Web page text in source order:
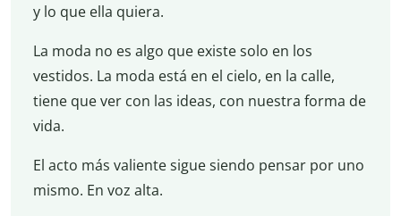
y lo que ella quiera.
La moda no es algo que existe solo en los
vestidos. La moda está en el cielo, en la calle,
tiene que ver con las ideas, con nuestra forma de
vida.
El acto más valiente sigue siendo pensar por uno
mismo. En voz alta.